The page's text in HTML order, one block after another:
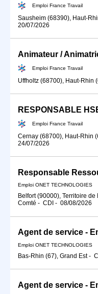
Emploi France Travail
Sausheim (68390), Haut-
20/07/2026
Emploi France Travail
Uffholtz (68700), Haut-Rhin
RESPONSABLE
Emploi France Travail
Cernay (68700), Haut-Rhin
24/07/2026
Responsable
Emploi ONET TECHNOLOGIES
Belfort (90000), Territoire
Comté - CDI - 08/08/2026
Agent de service -
Emploi ONET TECHNOLOGIES
Bas-Rhin (67), Grand Est-
Agent de service -